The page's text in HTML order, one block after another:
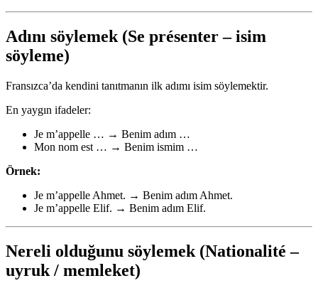
Adını söylemek (Se présenter – isim
söyleme)
Fransızca’da kendini tanıtmanın ilk adımı isim söylemektir.
En yaygın ifadeler:
Je m’appelle … → Benim adım …
Mon nom est … → Benim ismim …
Örnek:
Je m’appelle Ahmet. → Benim adım Ahmet.
Je m’appelle Elif. → Benim adım Elif.
Nereli olduğunu söylemek (Nationalité –
uyruk / memleket)